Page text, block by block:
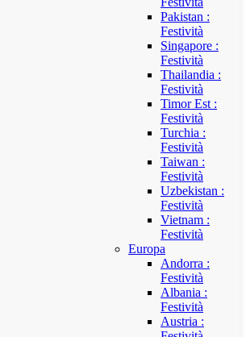
Pakistan :
Festività
Singapore :
Festività
Thailandia :
Festività
Timor Est :
Festività
Turchia :
Festività
Taiwan :
Festività
Uzbekistan :
Festività
Vietnam :
Festività
Europa
Andorra :
Festività
Albania :
Festività
Austria :